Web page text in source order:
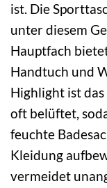
ist. Die
unter diesem
Hauptfach
Handtuch und
Highlight ist das
oft belüftet,
feuchte
Kleidung
vermeidet